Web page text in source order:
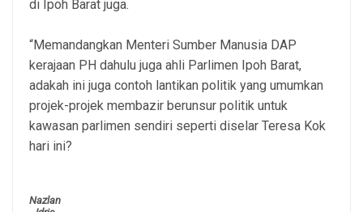
di Ipoh Barat juga.
“Memandangkan Menteri Sumber Manusia DAP
kerajaan PH dahulu juga ahli Parlimen Ipoh Barat,
adakah ini juga contoh lantikan politik yang umumkan
projek-projek membazir berunsur politik untuk
kawasan parlimen sendiri seperti diselar Teresa Kok
hari ini?
Nazlan